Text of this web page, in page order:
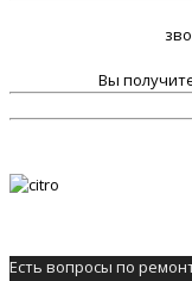
Вы
Есть вопросы по